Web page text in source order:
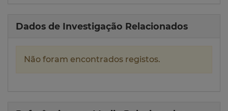
Dados de Investigação Relacionados
Não foram encontrados registos.